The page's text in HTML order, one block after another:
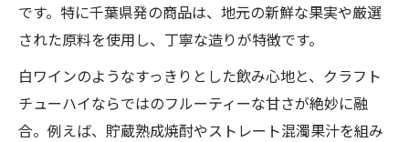
です。特に千葉県発の商品は、地元の新鮮な果実や厳選
された原料を使用し、丁寧な造りが特徴です。
白ワインのようなすっきりとした飲み心地と、クラフト
チューハイならではのフルーティーな甘さが絶妙に融
合。例えば、貯蔵熟成焼酎やストレート混濁果汁を組み